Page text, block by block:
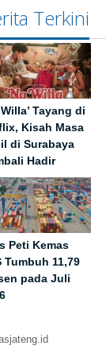
Terkini
Willa’ Tayang di
Kisah Masa
di Surabaya
Hadir
Peti Kemas
Tumbuh 11,79
pada Juli